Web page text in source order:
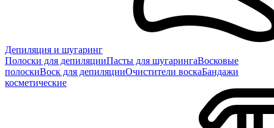
Депиляция и шугаринг
Полоски для депиляцииПасты для шугарингаВосковые
полоскиВоск для депиляцииОчистители воскаБандажи
косметические